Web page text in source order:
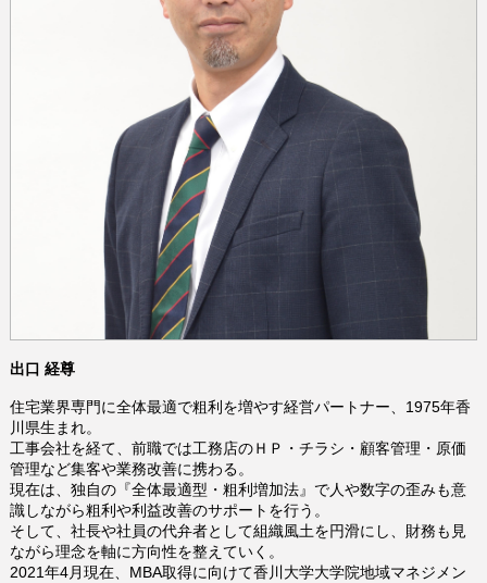
出口 経尊
住宅業界専門に全体最適で粗利を増やす経営パートナー、1975年香
川県生まれ。
工事会社を経て、前職では工務店のＨＰ・チラシ・顧客管理・原価
管理など集客や業務改善に携わる。
現在は、独自の『全体最適型・粗利増加法』で人や数字の歪みも意
識しながら粗利や利益改善のサポートを行う。
そして、社長や社員の代弁者として組織風土を円滑にし、財務も見
ながら理念を軸に方向性を整えていく。
2021年4月現在、MBA取得に向けて香川大学大学院地域マネジメン